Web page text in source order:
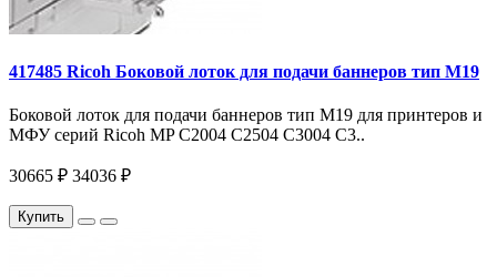
417485 Ricoh Боковой лоток для подачи баннеров тип M19
Боковой лоток для подачи баннеров тип M19 для принтеров и
МФУ серий Ricoh MP C2004 C2504 C3004 C3..
30665 ₽ 34036 ₽
Купить